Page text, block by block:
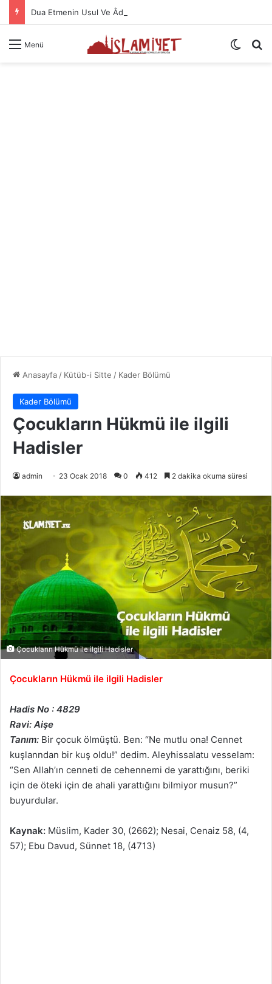
Dua Etmenin Usul Ve Âdabı
Menü Dış
Anasayfa/ Kütüb-i Sitte / Kader Bölümü
Kader Bölümü
Çocukların Hükmü ile ilgili
Hadisler
admin 23 Ocak 2018 0 412 2 dakika okuma süresi
Çocukların Hükmü ile ilgili Hadisler
Çocukların Hükmü ile ilgili Hadisler
Hadis No : 4829
Ravi: Aişe
Tanım: Bir çocuk ölmüştü. Ben: “Ne mutlu ona! Cennet
kuşlanndan bir kuş oldu!” dedim. Aleyhissalatu vesselam:
“Sen Allah’ın cenneti de cehennemi de yarattığını, beriki
için de öteki için de ahali yarattığını bilmiyor musun?”
buyurdular.
Kaynak: Müslim, Kader 30, (2662); Nesai, Cenaiz 58, (4,
57); Ebu Davud, Sünnet 18, (4713)